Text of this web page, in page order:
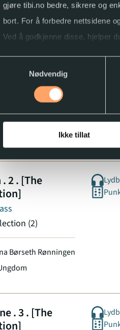
gjøre tibi.no bedre, sikrere og
bort. For å forbedre nettsidene
Ved å godkjenne disse, hjelper
Nødvendig
Ikke tillat
i serien
. 1 . [The
(1)
Børseth Rønningen
2 . [The
(2)
Børseth Rønningen
. 3 . [The